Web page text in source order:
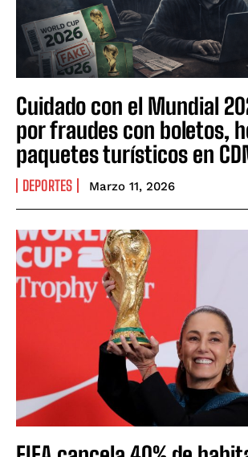
Cuidado con el Mundial
por fraudes con boletos,
paquetes turísticos en
DEPORTES Marzo 11, 2026